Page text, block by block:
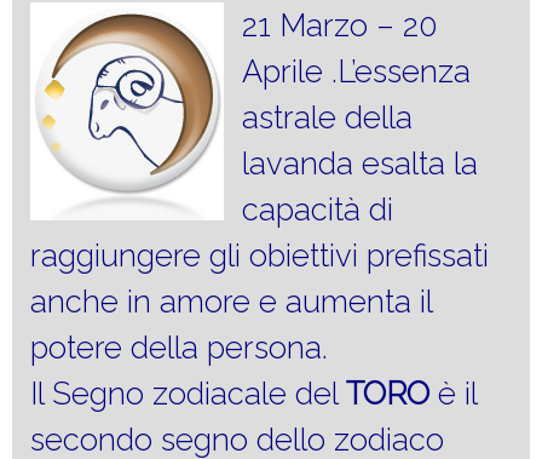
21 Marzo – 20
Aprile .L’essenza
astrale della
lavanda esalta la
capacità di
raggiungere gli obiettivi prefissati
anche in amore e aumenta il
potere della persona.
Il Segno zodiacale del TORO è il
secondo segno dello zodiaco